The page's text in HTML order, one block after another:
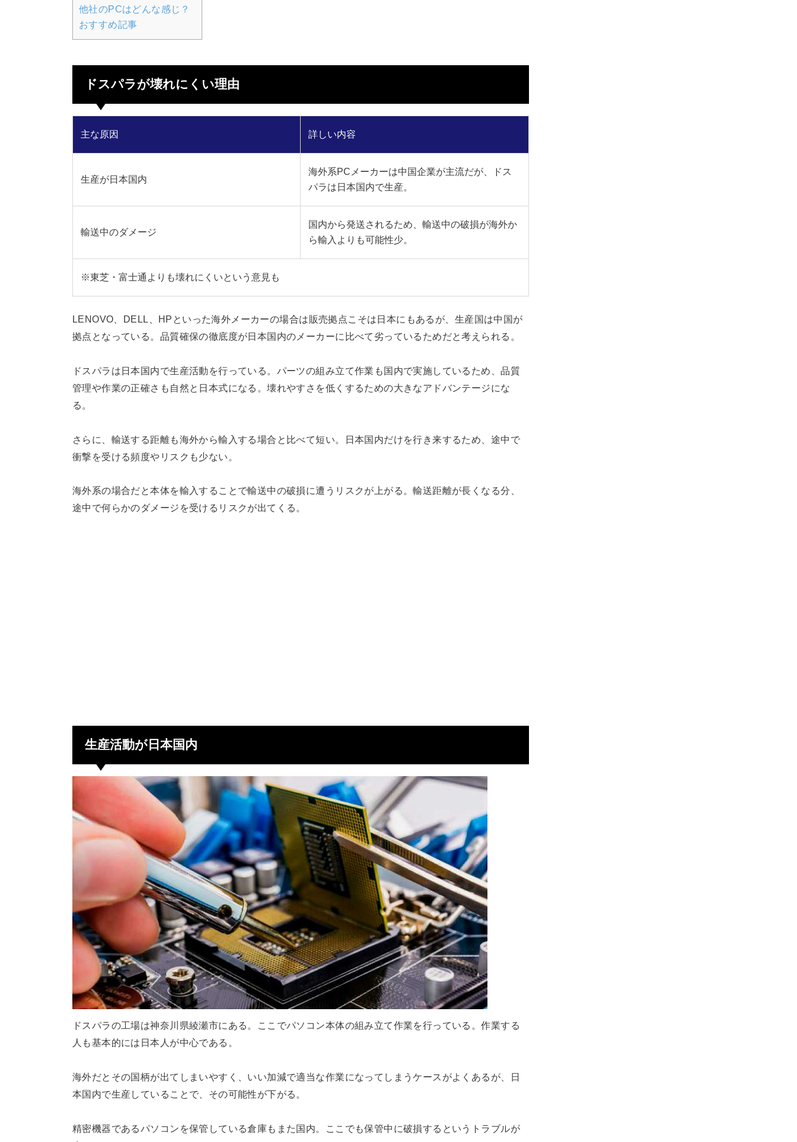
他社のPCはどんな感じ？
おすすめ記事
ドスパラが壊れにくい理由
主な原因 詳しい内容
生産が日本国内
海外系PCメーカーは中国企業が主流だが、ドス
パラは日本国内で生産。
輸送中のダメージ
国内から発送されるため、輸送中の破損が海外か
ら輸入よりも可能性少。
※東芝・富士通よりも壊れにくいという意見も
LENOVO、DELL、HPといった海外メーカーの場合は販売拠点こそは日本にもあるが、生産国は中国が
拠点となっている。品質確保の徹底度が日本国内のメーカーに比べて劣っているためだと考えられる。
ドスパラは日本国内で生産活動を行っている。パーツの組み立て作業も国内で実施しているため、品質
管理や作業の正確さも自然と日本式になる。壊れやすさを低くするための大きなアドバンテージにな
る。
さらに、輸送する距離も海外から輸入する場合と比べて短い。日本国内だけを行き来するため、途中で
衝撃を受ける頻度やリスクも少ない。
海外系の場合だと本体を輸入することで輸送中の破損に遭うリスクが上がる。輸送距離が長くなる分、
途中で何らかのダメージを受けるリスクが出てくる。
生産活動が日本国内
ドスパラの工場は神奈川県綾瀬市にある。ここでパソコン本体の組み立て作業を行っている。作業する
人も基本的には日本人が中心である。
海外だとその国柄が出てしまいやすく、いい加減で適当な作業になってしまうケースがよくあるが、日
本国内で生産していることで、その可能性が下がる。
精密機器であるパソコンを保管している倉庫もまた国内。ここでも保管中に破損するというトラブルが